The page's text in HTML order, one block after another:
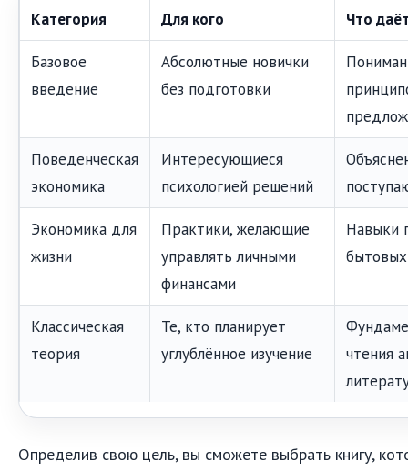
Категория Для кого Что
Базовое
введение
Абсолютные новички
без подготовки
Поведенческая
экономика
Интересующиеся
психологией решений
Экономика для
жизни
Практики, желающие
управлять личными
финансами
Навыки
Классическая
теория
Те, кто планирует
углублённое изучение
чтения
Определив свою цель, вы сможете выбрать книгу,